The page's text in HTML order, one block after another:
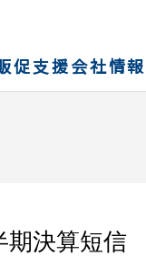
促支援会社情報
期決算短信